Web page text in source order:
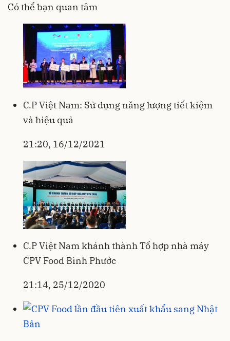
Có thể bạn quan tâm
C.P Việt Nam: Sử dụng năng lượng tiết kiệm
và hiệu quả
21:20, 16/12/2021
C.P Việt Nam khánh thành Tổ hợp nhà máy
CPV Food Bình Phước
21:14, 25/12/2020